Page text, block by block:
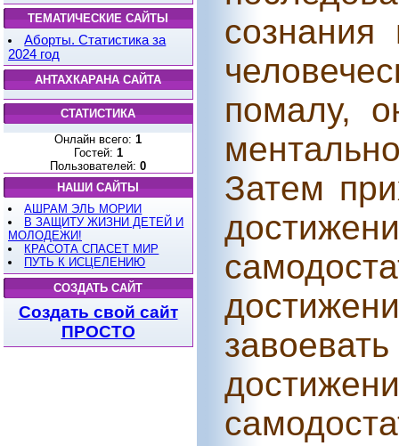
ТЕМАТИЧЕСКИЕ САЙТЫ
Аборты. Статистика за
2024 год
АНТАХКАРАНА САЙТА
СТАТИСТИКА
Онлайн всего: 1
Гостей: 1
Пользователей: 0
НАШИ САЙТЫ
АШРАМ ЭЛЬ МОРИИ
В ЗАЩИТУ ЖИЗНИ ДЕТЕЙ И
МОЛОДЕЖИ!
КРАСОТА СПАСЕТ МИР
ПУТЬ К ИСЦЕЛЕНИЮ
СОЗДАТЬ САЙТ
Создать свой сайт
ПРОСТО
сознания
помалу,
Затем